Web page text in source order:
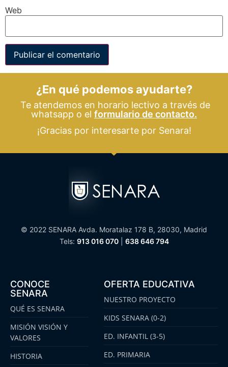
Web
¿En qué podemos ayudarte?
Te atendemos en horario lectivo a través de
whatsapp o el formulario de contacto.
¡Gracias por interesarte por Senara!
© 2022 SENARA Avda. Moratalaz 178 B, 28030, Madrid
Tels: 913 016 070| 638 646 794
CONOCE
SENARA
QUÉ ES SENARA
MISIÓN VISIÓN Y
VALORES
HISTORIA
OFERTA EDUCATIVA
NUESTRO PROYECTO
KIDS SENARA (0-2)
ED. INFANTIL (3-5)
ED. PRIMARIA